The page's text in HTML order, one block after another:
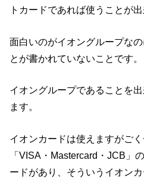
トカードであれば使うことが出
面白いのがイオングループな
とが書かれていないことです。
イオングループであることを
ます。
イオンカードは使えますがご
「VISA・Mastercard・JCB」
ードがあり、そういうイオン